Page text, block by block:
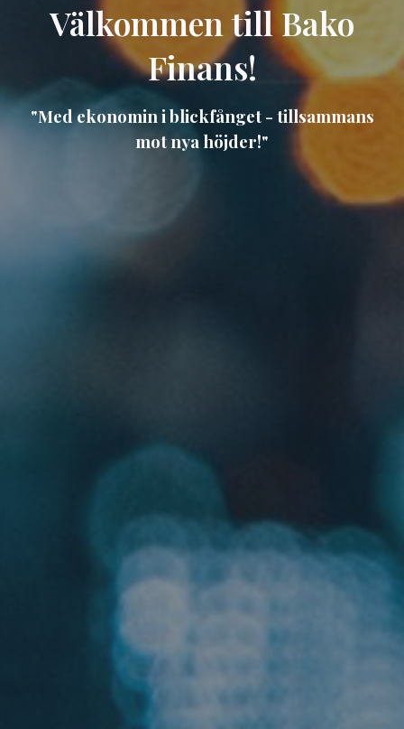
Välkommen till Bako
Finans!
"Med ekonomin i blickfånget - tillsammans
mot nya höjder!"